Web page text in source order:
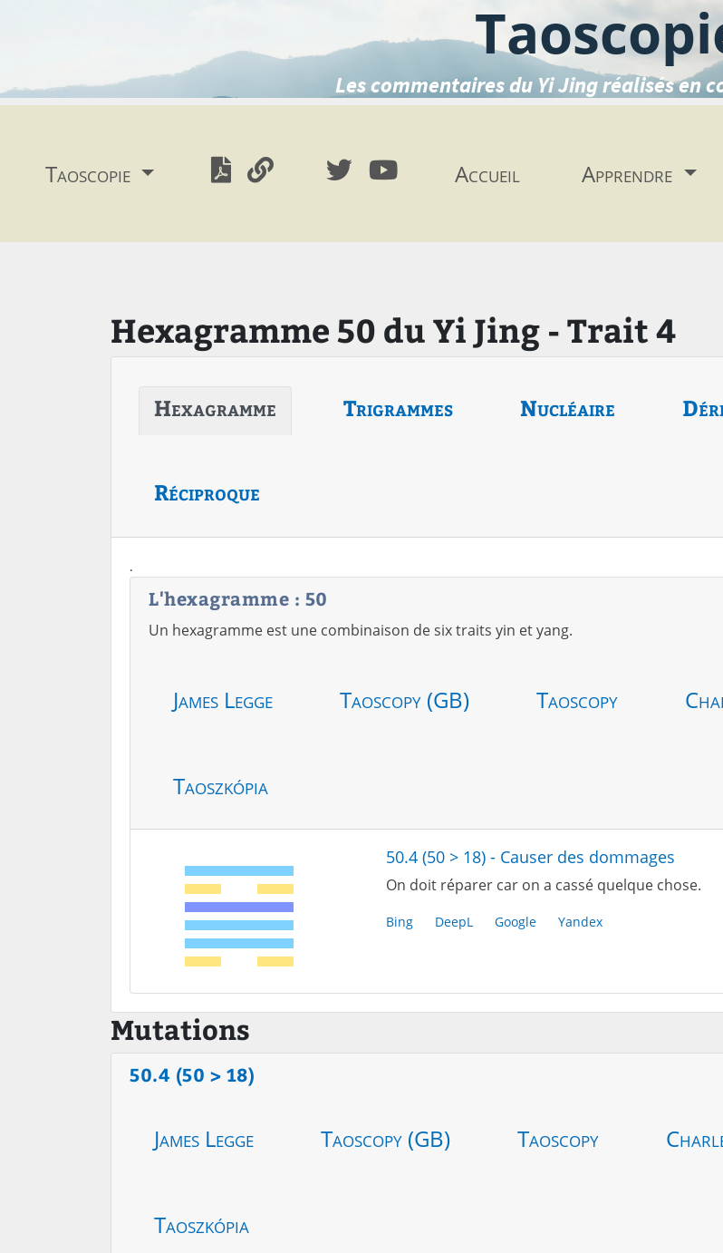
Les commentaires du Yi Jing réalisés en
Taoscopie Accueil Apprendre
Hexagramme 50 du Yi Jing - Trait 4
Hexagramme Trigrammes Nucléaire
Réciproque
.
L'hexagramme : 50
Un hexagramme est une combinaison de six traits yin et yang.
James Legge Taoscopy (GB) Taoscopy
Taoszkópia
50.4 (50 > 18) - Causer des dommages
On doit réparer car on a cassé quelque chose.
Bing DeepL Google Yandex
Mutations
50.4 (50 > 18)
James Legge Taoscopy (GB) Taoscopy
Taoszkópia